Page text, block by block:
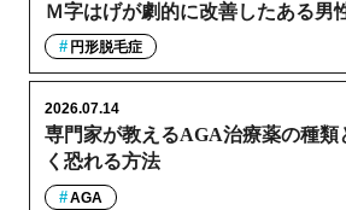
Ｍ字はげが劇的に改善したある男
円形脱毛症
専門家が教えるAGA治療薬の種類
く恐れる方法
2026.07.14
AGA